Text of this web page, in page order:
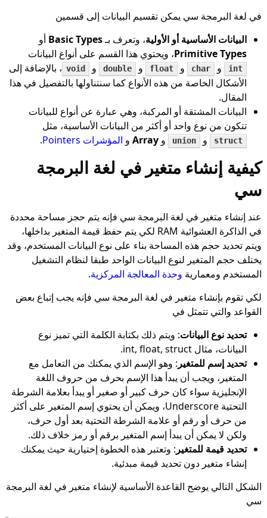
في لغة البرمجة سي يمكن تقسيم البيانات إلى قسمين
البيانات الأساسية أو الأولية، وتعرف بـBasic Types أو
Primitive Types، ويحتوي هذا القسم على أنواع البيانات
int و char و float و double و void ، بالإضافة إلى
الأشكال الخاصة من هذه الأنواع كما سنتناولها بالتفصيل في هذا
المقال.
البيانات المشتقة أو المركبة، وهي عبارة عن أنواع للبيانات
تتكون من نوع واحد أو أكثر من البيانات الأساسية، مثل
struct و union و Arrayو المؤشرات Pointers .
كيفية إنشاء متغير في لغة البرمجة
سي
عند إنشاء متغير في لغة البرمجة سي فإنه يتم حجز مساحة محددة
في الذاكرة العشوائية RAM لكي يتم حفظ قيمة المتغير بداخلها،
ويتم تحديد حجم هذه المساحة بناء على نوع البيانات المستخدم، وقد
يختلف حجم المتغير لنوع البيانات الواحد طبقا لنظام التشغيل
المستخدم ومعمارية وحدة المعالجة المركزية.
لكي تقوم بإنشاء متغير في لغة البرمجة سي فإنه يجب إتباع بعض
القواعد والتي تتمثل في
تحديد نوع البيانات: ويتم ذلك بكتابة الكلمة التي تميز نوع
البيانات، مثال int, float, struct.
تحديد إسم للمتغير : وهو الإسم الذي يمكنك من التعامل مع
المتغير، ويجب أن يبدأ هذا الإسم بحرف من حروف اللغة
الإنجليزية سواء كان حرف كبير أو صغير أو يبدأ بعلامة الشرطة
التحتية Underscore، ويمكن أن يحتوي إسم المتغير على أكثر
من حرف أو رقم أو علامة الشرطة التحتية بعد أول حرف،
ولكن لا يمكن أن يبدأ إسم المتغير برقم أو رمز خلاف ذلك.
تحديد قيمة للمتغير : وتعتبر هذه الخطوة إختيارية حيث يمكنك
إنشاء متغير دون تحديد قيمة مبدئية.
الشكل التالي يوضح القاعدة الأساسية لإنشاء متغير في لغة البرمجة
سي